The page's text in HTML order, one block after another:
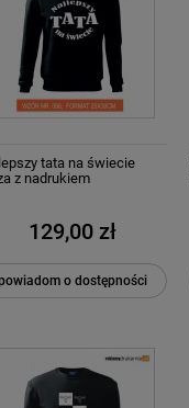
tata na świecie
z nadrukiem
129,00 zł
o dostępności